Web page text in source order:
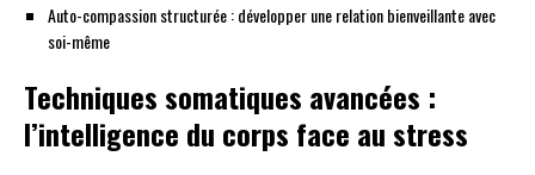
Auto-compassion structurée : développer une relation bienveillante avec
soi-même
Techniques somatiques avancées :
l’intelligence du corps face au stress